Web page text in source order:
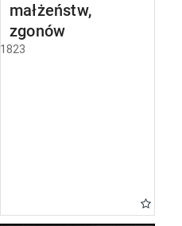
małżeństw,
zgonów
1823